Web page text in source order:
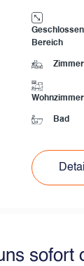
Bereich
Zimmer
Wohnzimmer
Bad
sofort